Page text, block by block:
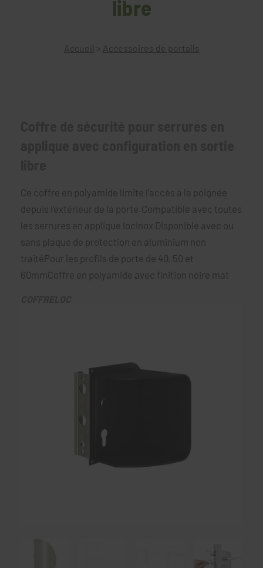
libre
Accueil > Accessoires de portails
Ce coffre en polyamide limite l'accès à la poignée
depuis l'extérieur de la porte.Compatible avec toutes
les serrures en applique locinox Disponible avec ou
sans plaque de protection en aluminium non
traitéPour les profils de porte de 40, 50 et
60mmCoffre en polyamide avec finition noire mat